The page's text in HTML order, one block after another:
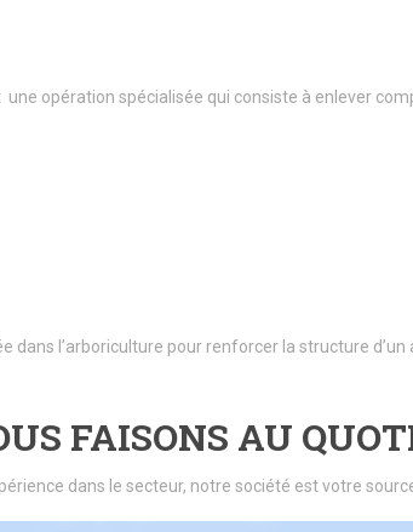
une opération spécialisée qui consiste à enlever
dans l’arboriculture pour renforcer la structure
FAISONS AU
dans le secteur, notre société est votre